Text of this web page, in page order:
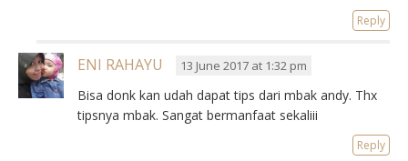
Reply
ENI RAHAYU 13 June 2017 at 1:32 pm
Bisa donk kan udah dapat tips dari mbak andy. Thx
tipsnya mbak. Sangat bermanfaat sekaliii
Reply